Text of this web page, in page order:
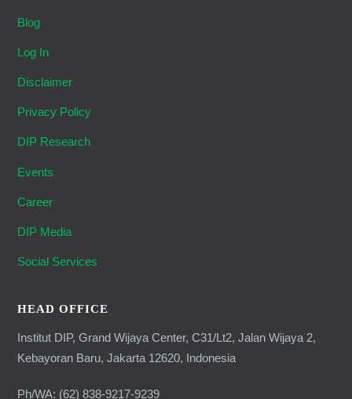
Blog
Log In
Disclaimer
Privacy Policy
DIP Research
Events
Career
DIP Media
Social Services
HEAD OFFICE
Institut DIP, Grand Wijaya Center, C31/Lt2, Jalan Wijaya 2,
Kebayoran Baru, Jakarta 12620, Indonesia
Ph/WA: (62) 838-9217-9239